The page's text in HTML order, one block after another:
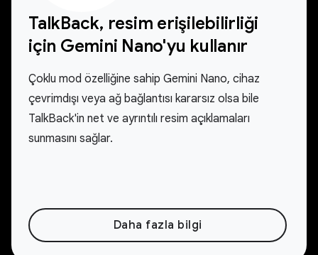
TalkBack, resim erişilebilirliği
için Gemini Nano'yu kullanır
Çoklu mod özelliğine sahip Gemini Nano, cihaz
çevrimdışı veya ağ bağlantısı kararsız olsa bile
TalkBack'in net ve ayrıntılı resim açıklamaları
sunmasını sağlar.
Daha fazla bilgi